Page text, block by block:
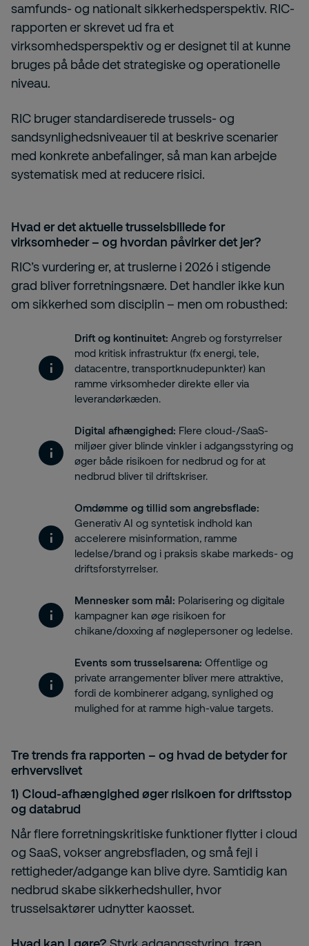
samfunds- og nationalt sikkerhedsperspektiv. RIC-
rapporten er skrevet ud fra et
virksomhedsperspektiv og er designet til at kunne
bruges på både det strategiske og operationelle
niveau.
RIC bruger standardiserede trussels- og
sandsynlighedsniveauer til at beskrive scenarier
med konkrete anbefalinger, så man kan arbejde
systematisk med at reducere risici.
Hvad er det aktuelle trusselsbillede for
virksomheder – og hvordan påvirker det jer?
RIC’s vurdering er, at truslerne i 2026 i stigende
grad bliver forretningsnære. Det handler ikke kun
om sikkerhed som disciplin – men om robusthed:
Drift og kontinuitet: Angreb og forstyrrelser
mod kritisk infrastruktur (fx energi, tele,
datacentre, transportknudepunkter) kan
ramme virksomheder direkte eller via
leverandørkæden.
Digital afhængighed: Flere cloud-/SaaS-
miljøer giver blinde vinkler i adgangsstyring og
øger både risikoen for nedbrud og for at
nedbrud bliver til driftskriser.
Omdømme og tillid som angrebsflade:
Generativ AI og syntetisk indhold kan
accelerere misinformation, ramme
ledelse/brand og i praksis skabe markeds- og
driftsforstyrrelser.
Mennesker som mål: Polarisering og digitale
kampagner kan øge risikoen for
chikane/doxxing af nøglepersoner og ledelse.
Events som trusselsarena: Offentlige og
private arrangementer bliver mere attraktive,
fordi de kombinerer adgang, synlighed og
mulighed for at ramme high-value targets.
Tre trends fra rapporten – og hvad de betyder for
erhvervslivet
1) Cloud-afhængighed øger risikoen for driftsstop
og databrud
Når flere forretningskritiske funktioner flytter i cloud
og SaaS, vokser angrebsfladen, og små fejl i
rettigheder/adgange kan blive dyre. Samtidig kan
nedbrud skabe sikkerhedshuller, hvor
trusselsaktører udnytter kaosset.